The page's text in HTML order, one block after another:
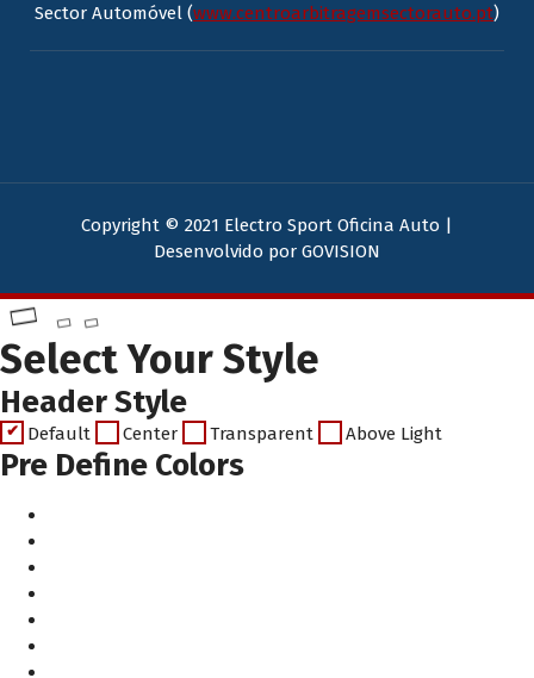
Sector Automóvel (www.centroarbitragemsectorauto.pt)
Copyright © 2021 Electro Sport Oficina Auto |
Desenvolvido por GOVISION
Select Your Style
Header Style
Default Center Transparent Above Light
Pre Define Colors